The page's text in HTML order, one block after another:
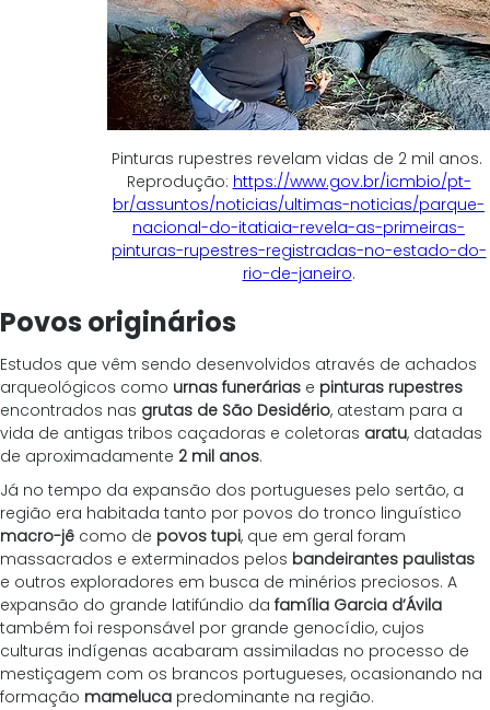
Pinturas rupestres revelam vidas de 2 mil anos.
Reprodução: https://www.gov.br/icmbio/pt-
br/assuntos/noticias/ultimas-noticias/parque-
nacional-do-itatiaia-revela-as-primeiras-
pinturas-rupestres-registradas-no-estado-do-
rio-de-janeiro.
Povos originários
Estudos que vêm sendo desenvolvidos através de achados
arqueológicos como urnas funerárias e pinturas rupestres
encontrados nas grutas de São Desidério, atestam para a
vida de antigas tribos caçadoras e coletoras aratu, datadas
de aproximadamente 2 mil anos.
Já no tempo da expansão dos portugueses pelo sertão, a
região era habitada tanto por povos do tronco linguístico
macro-jê como de povos tupi, que em geral foram
massacrados e exterminados pelos bandeirantes paulistas
e outros exploradores em busca de minérios preciosos. A
expansão do grande latifúndio da família Garcia d’Ávila
também foi responsável por grande genocídio, cujos
culturas indígenas acabaram assimiladas no processo de
mestiçagem com os brancos portugueses, ocasionando na
formação mameluca predominante na região.